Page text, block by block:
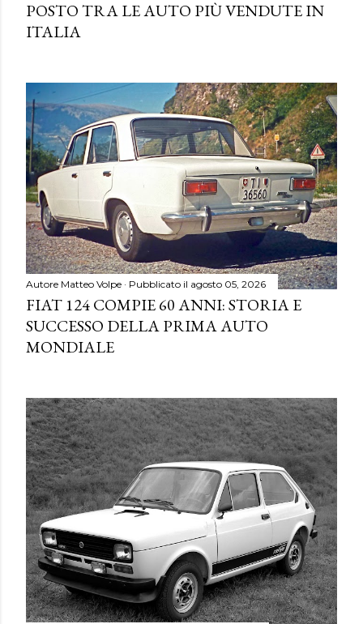
POSTO TRA LE AUTO PIÙ VENDUTE IN
ITALIA
Autore Matteo Volpe Pubblicato il agosto 05, 2026
FIAT 124 COMPIE 60 ANNI: STORIA E
SUCCESSO DELLA PRIMA AUTO
MONDIALE